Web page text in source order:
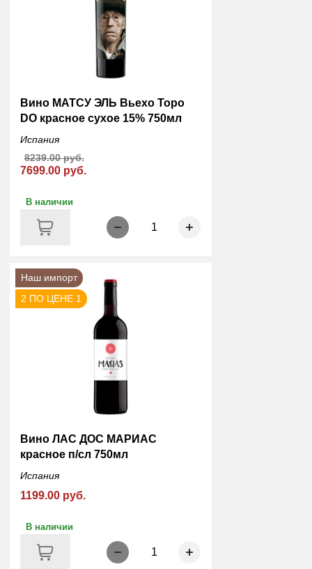
Вино МАТСУ ЭЛЬ Вьехо Торо
DO красное сухое 15% 750мл
Испания
7699.00 руб.
8239.00 руб.
В наличии
1
Наш импорт
2 ПО ЦЕНЕ 1
Вино ЛАС ДОС МАРИАС
красное п/сл 750мл
Испания
1199.00 руб.
В наличии
1